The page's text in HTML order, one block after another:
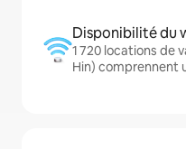
Disponibilité du
1 720 locations de
Hin) comprennent